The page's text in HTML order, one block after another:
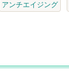
アンチエイジング